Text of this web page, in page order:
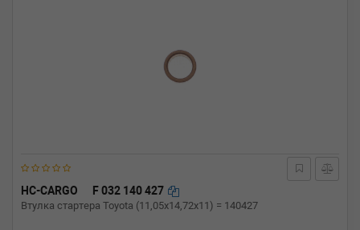
HC-CARGO F 032 140 427
Втулка стартера Toyota (11,05x14,72x11) = 140427